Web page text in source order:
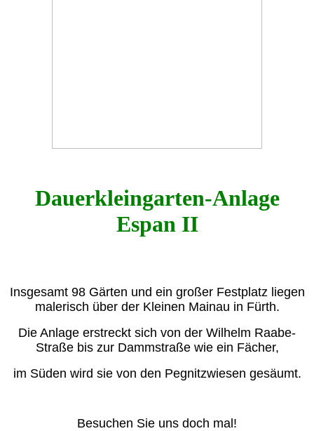
Dauerkleingarten-Anlage
Espan II
Insgesamt 98 Gärten und ein großer Festplatz liegen
malerisch über der Kleinen Mainau in Fürth.
Die Anlage erstreckt sich von der Wilhelm Raabe-
Straße bis zur Dammstraße wie ein Fächer,
im Süden wird sie von den Pegnitzwiesen gesäumt.
Besuchen Sie uns doch mal!